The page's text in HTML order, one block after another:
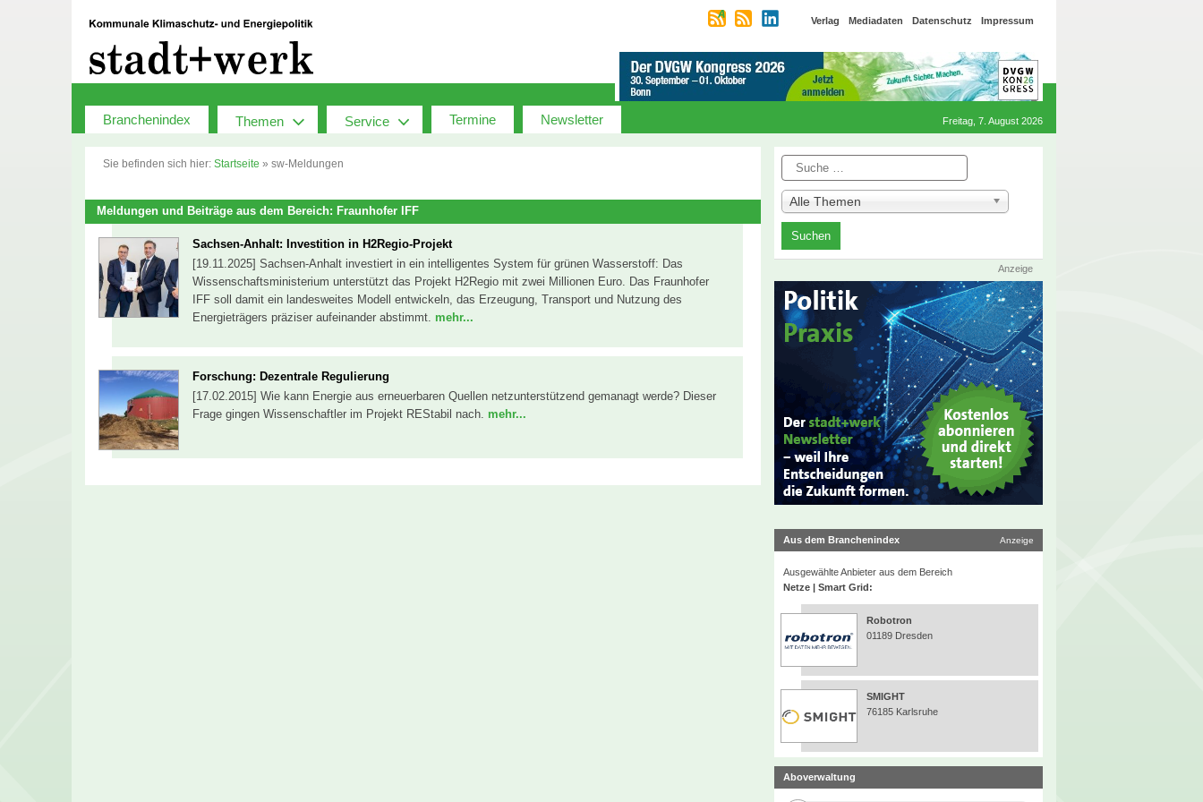
Verlag Mediadaten Datenschutz Impressum
Branchenindex Themen Service Termine Newsletter Freitag, 7. August 2026
Sie befinden sich hier: Startseite » sw-Meldungen
Meldungen und Beiträge aus dem Bereich: Fraunhofer IFF
Sachsen-Anhalt: Investition in H2Regio-Projekt
[19.11.2025] Sachsen-Anhalt investiert in ein intelligentes System für grünen Wasserstoff: Das
Wissenschaftsministerium unterstützt das Projekt H2Regio mit zwei Millionen Euro. Das Fraunhofer
IFF soll damit ein landesweites Modell entwickeln, das Erzeugung, Transport und Nutzung des
Energieträgers präziser aufeinander abstimmt. mehr...
Forschung: Dezentrale Regulierung
[17.02.2015] Wie kann Energie aus erneuerbaren Quellen netzunterstützend gemanagt werde? Dieser
Frage gingen Wissenschaftler im Projekt REStabil nach. mehr...
Suche
Alle Themen
Anzeige
Aus dem Branchenindex Anzeige
Ausgewählte Anbieter aus dem Bereich
Netze | Smart Grid:
Robotron
01189 Dresden
SMIGHT
76185 Karlsruhe
Aboverwaltung